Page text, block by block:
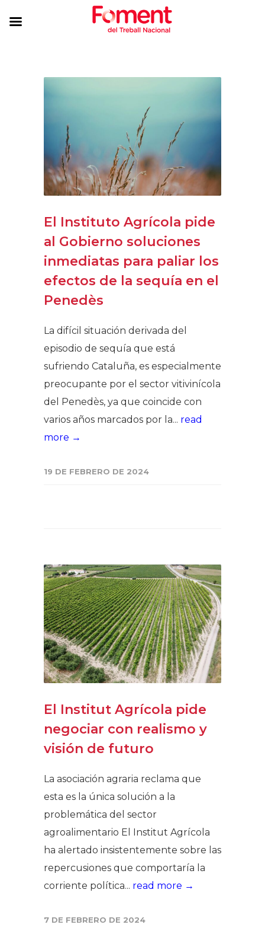
El Instituto Agrícola pide
al Gobierno soluciones
inmediatas para paliar los
efectos de la sequía en el
Penedès
La difícil situación derivada del
episodio de sequía que está
sufriendo Cataluña, es especialmente
preocupante por el sector vitivinícola
del Penedès, ya que coincide con
varios años marcados por la... read
more →
19 DE FEBRERO DE 2024
El Institut Agrícola pide
negociar con realismo y
visión de futuro
La asociación agraria reclama que
esta es la única solución a la
problemática del sector
agroalimentario El Institut Agrícola
ha alertado insistentemente sobre las
repercusiones que comportaría la
corriente política... read more →
7 DE FEBRERO DE 2024